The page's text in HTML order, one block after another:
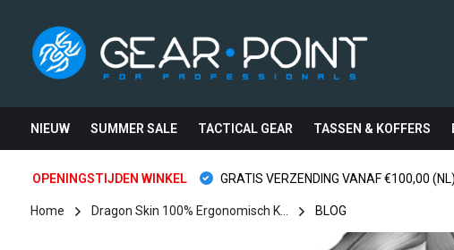
NIEUW SUMMER SALE TACTICAL GEAR TASSEN & KOFFERS
OPENINGSTIJDEN WINKEL GRATIS VERZENDING VANAF €100,00 (NL)
Home Dragon Skin 100% Ergonomisch K... BLOG